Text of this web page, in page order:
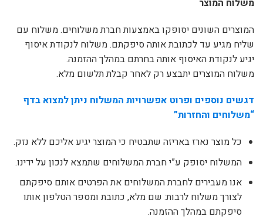
משלוח המוצר
המוצרים השונים יסופקו באמצעות חברת משלוחים. משלוח עם
שליח מגיע עד לכתובת אותה סיפקתם. משלוח לנקודת איסוף
יגיע לנקודת האיסוף אותה בחרתם במהלך ההזמנה.
משלוח המוצרים יתבצע רק לאחר קבלת תלשום מלא.
דגשים נוספים ופרוט אפשרויות המשלוח ניתן למצוא בדף
“משלוחים והחזרות”
כל מוצר נארז באריזה שתבטיח כי המוצר יגיע אליכם ללא נזק.
המשלוח יסופק ע”י חברת המשלוחים שתמצא לנכון על ידינו.
אנו מעבירים לחברת המשלוחים את הפרטים אותם סיפקתם
לצורך משלוח לרבות: שם מלא, כתובת ומספר הטלפון אותו
סיפקתם במהלך ההזמנה.